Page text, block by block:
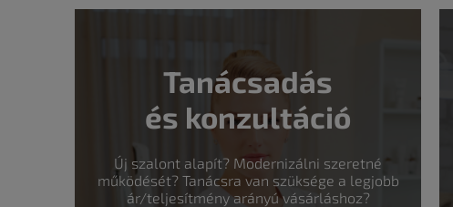
Tanácsadás
és konzultáció
Új szalont alapít? Modernizálni szeretné
működését? Tanácsra van szüksége a legjobb
ár/teljesítmény arányú vásárláshoz?